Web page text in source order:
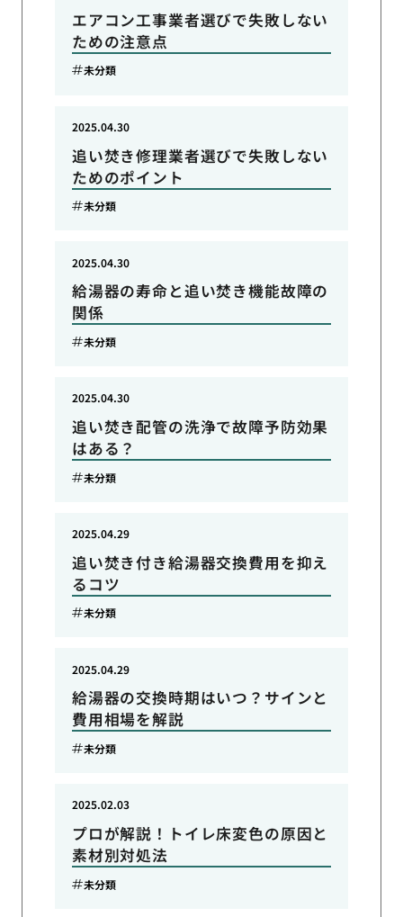
エアコン工事業者選びで失敗しない
ための注意点
未分類
追い焚き修理業者選びで失敗しない
ためのポイント
2025.04.30
未分類
給湯器の寿命と追い焚き機能故障の
関係
2025.04.30
未分類
追い焚き配管の洗浄で故障予防効果
はある？
2025.04.30
未分類
追い焚き付き給湯器交換費用を抑え
るコツ
2025.04.29
未分類
給湯器の交換時期はいつ？サインと
費用相場を解説
2025.04.29
未分類
プロが解説！トイレ床変色の原因と
素材別対処法
2025.02.03
未分類